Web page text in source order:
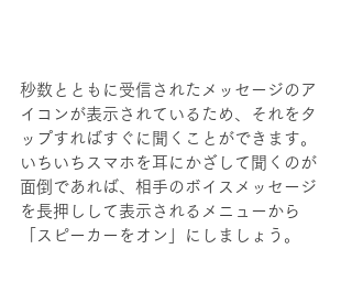
秒数とともに受信されたメッセージのア
イコンが表示されているため、それをタ
ップすればすぐに聞くことができます。
いちいちスマホを耳にかざして聞くのが
面倒であれば、相手のボイスメッセージ
を長押しして表示されるメニューから
「スピーカーをオン」にしましょう。